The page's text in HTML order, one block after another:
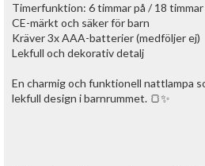
Timerfunktion: 6 timmar på / 18 timmar
CE-märkt och säker för barn
Kräver 3x AAA-batterier (medföljer ej)
Lekfull och dekorativ detalj
En charmig och funktionell nattlampa
lekfull design i barnrummet. 🍞✨